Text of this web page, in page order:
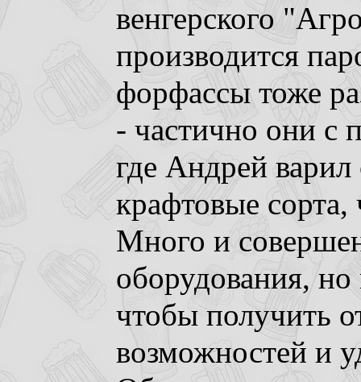
венгерского
производится
форфассы тоже
- частично они с
где Андрей
крафтовые
Много и
оборудования,
чтобы получить
возможностей и